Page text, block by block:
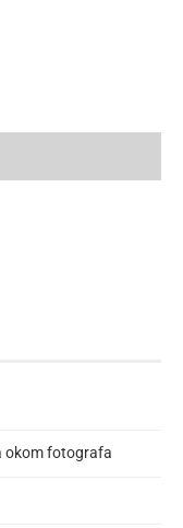
okom fotografa